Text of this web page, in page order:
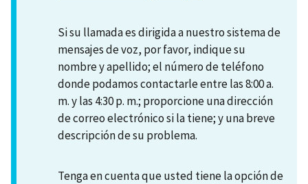
Si su llamada es dirigida a nuestro sistema de
mensajes de voz, por favor, indique su
nombre y apellido; el número de teléfono
donde podamos contactarle entre las 8:00 a.
m. y las 4:30 p. m.; proporcione una dirección
de correo electrónico si la tiene; y una breve
descripción de su problema.
Tenga en cuenta que usted tiene la opción de